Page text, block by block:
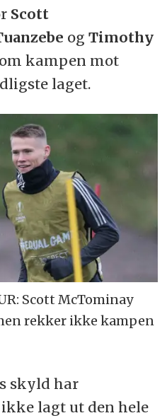
Scott
og Timothy
kampen mot
laget.
Scott McTominay
rekker ikke kampen
skyld har
lagt ut den hele